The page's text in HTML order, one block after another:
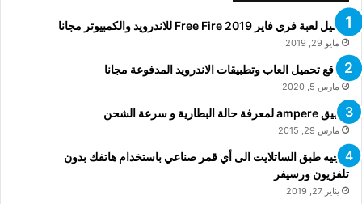
تحميل لعبة فري فاير Free Fire 2019 للاندرويد والكمبيوتر مجانا
مايو 29, 2019
مواقع تحميل العاب وتطبيقات الاندرويد المدفوعة مجانا
مارس 5, 2020
تطبيق ampere لمعرفة حالة البطارية و سرعة الشحن
مارس 29, 2015
توجيه طبق الساتلايت الى أي قمر صناعي باستخدام هاتفك بدون
تلفزيون ورسيفر
يناير 27, 2019